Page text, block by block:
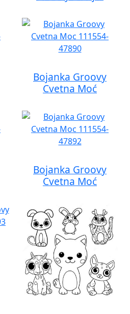
Bojanka Groovy
Cvetna Moć
Bojanka Groovy
Cvetna Moć